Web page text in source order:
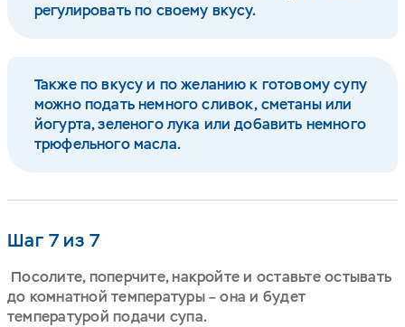
регулировать по своему вкусу.
Также по вкусу и по желанию к готовому супу
можно подать немного сливок, сметаны или
йогурта, зеленого лука или добавить немного
трюфельного масла.
Шаг 7 из 7
Посолите, поперчите, накройте и оставьте остывать
до комнатной температуры – она и будет
температурой подачи супа.